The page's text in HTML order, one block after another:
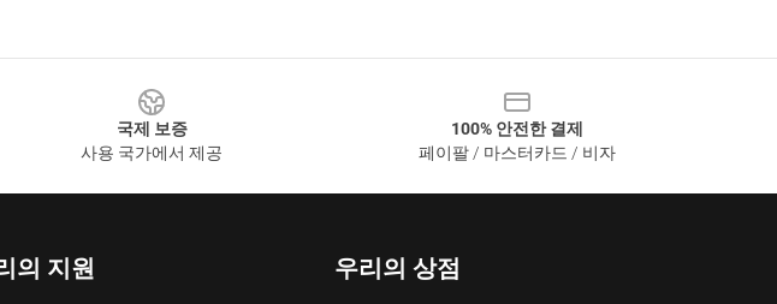
국제 보증
사용 국가에서 제공
100% 안전한 결제
페이팔 / 마스터카드 / 비자
의 지원 우리의 상점